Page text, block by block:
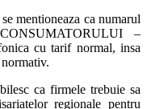
mentioneaza ca numarul
–
cu tarif normal, insa
ca firmele trebuie sa
regionale pentru